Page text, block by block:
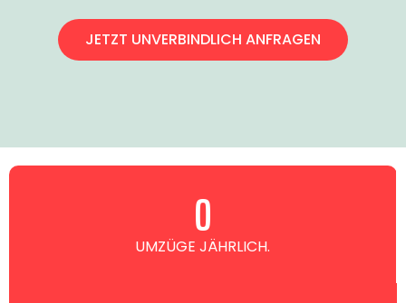
JETZT UNVERBINDLICH ANFRAGEN
UMZÜGE JÄHRLICH.
0